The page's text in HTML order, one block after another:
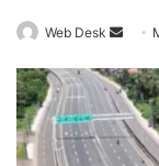
Web Desk
Send
email